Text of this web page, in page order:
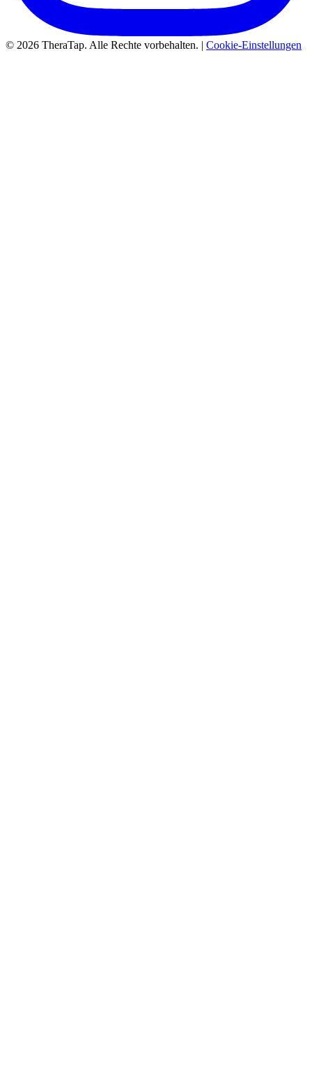
© 2026 TheraTap. Alle Rechte vorbehalten. | Cookie-Einstellungen